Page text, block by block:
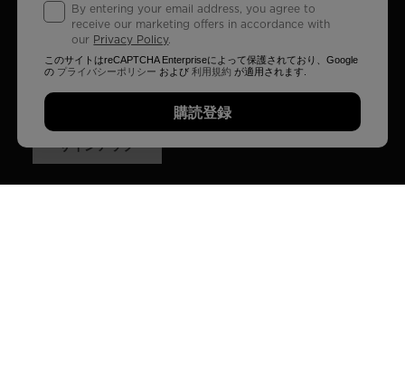
By entering your email address, you agree to
receive our marketing offers in accordance with
our Privacy Policy.
このサイトはreCAPTCHA Enterpriseによって保護されており、Google
の プライバシーポリシー および利用規約 が適用されます.
購読登録
このサイトはreCAPTCHA Enterpriseによって保護されており、Googleの
ライバシーポリシーおよび利用規約が適用されます.
メールアドレスを入力することにより、 プライバシーポ リシーに従って
マーケティングオファーを受け取ることに同意します.
サインアップ